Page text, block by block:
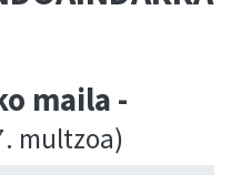
maila -
multzoa)